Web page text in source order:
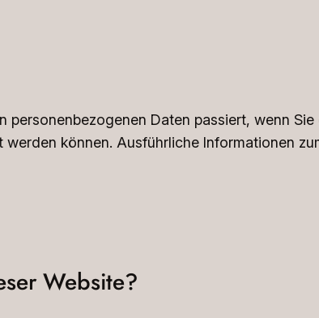
Daten passiert, wenn
können. Ausführliche Informationen
Website?